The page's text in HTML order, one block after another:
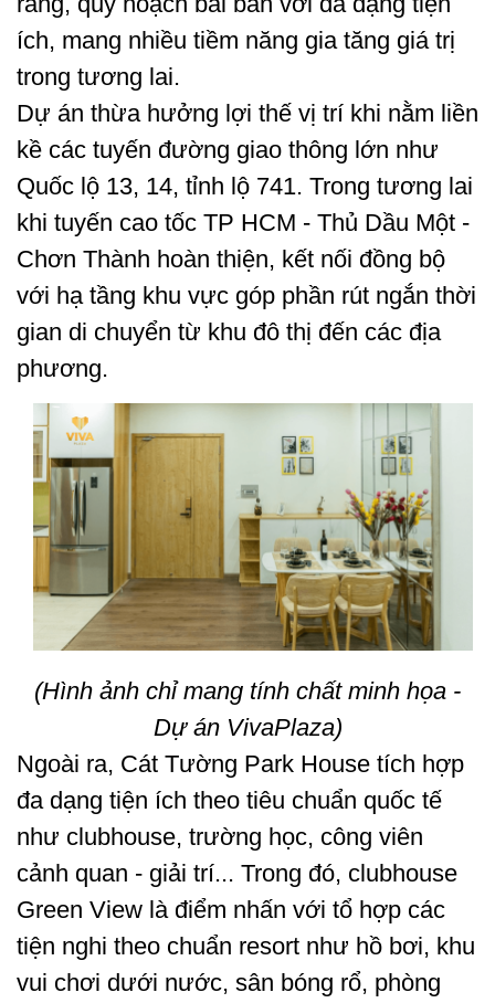
ích, mang nhiều tiềm năng gia tăng giá trị
trong tương lai.
Dự án thừa hưởng lợi thế vị trí khi nằm liền
kề các tuyến đường giao thông lớn như
Quốc lộ 13, 14, tỉnh lộ 741. Trong tương lai
khi tuyến cao tốc TP HCM - Thủ Dầu Một -
Chơn Thành hoàn thiện, kết nối đồng bộ
với hạ tầng khu vực góp phần rút ngắn thời
gian di chuyển từ khu đô thị đến các địa
phương.
(Hình ảnh chỉ mang tính chất minh họa -
Dự án VivaPlaza)
Ngoài ra, Cát Tường Park House tích hợp
đa dạng tiện ích theo tiêu chuẩn quốc tế
như clubhouse, trường học, công viên
cảnh quan - giải trí... Trong đó, clubhouse
Green View là điểm nhấn với tổ hợp các
tiện nghi theo chuẩn resort như hồ bơi, khu
vui chơi dưới nước, sân bóng rổ, phòng